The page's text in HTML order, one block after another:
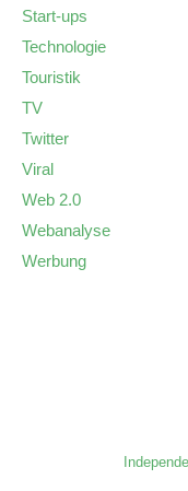
Start-ups
Technologie
Touristik
TV
Twitter
Viral
Web 2.0
Webanalyse
Werbung